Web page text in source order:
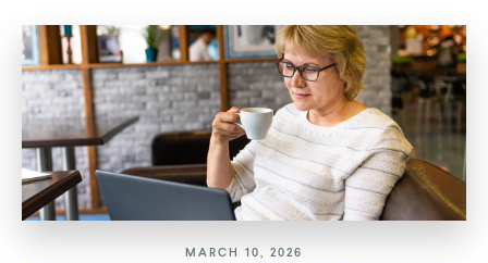
MARCH 10, 2026